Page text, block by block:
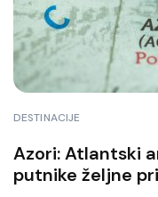
DESTINACIJE
Azori: Atlantski
putnike željne